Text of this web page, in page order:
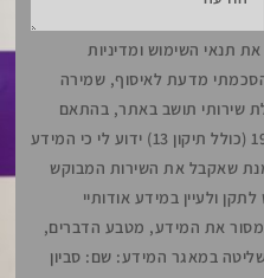
תנאי השימוש ומדיניות
מדעת לאיסוף, שמירה
שירותי תושב באתר, בהתאם
לחוק הגנת הפרטיות, התשמ"א–1981 (כולל תיקון 13) ידוע לי כי המידע
שאקבל את השירות המבוקש
ולעיין במידע אודותיי
את המידע, מטבע הדברים,
במאגר המידע: שם: סביון